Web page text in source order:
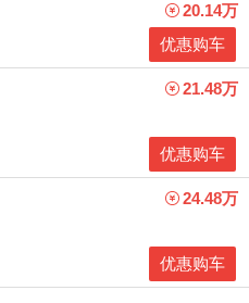
20.14万
优惠购车
21.48万
优惠购车
24.48万
优惠购车